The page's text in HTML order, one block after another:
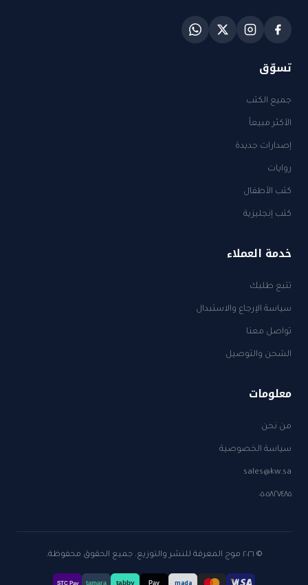
تسوّق
جميع الكتب
الأكثر مبيعاً
إصدارات جديدة
روايات
كتب الأطفال
كتب إنجليزية
خدمة العملاء
تتبع طلبك
سياسة الإرجاع والاستبدال
تواصل معنا
الشحن والتوصيل
معلومات
من نحن
سياسة الخصوصية
sales@kw.sa
٠٥٠٥٨٢٧٤٨٥
© ٢٠٢٦ موج المعرفة للنشر والتوزيع. جميع الحقوق محفوظة.
Pay
tabby
tamara
STC Pay